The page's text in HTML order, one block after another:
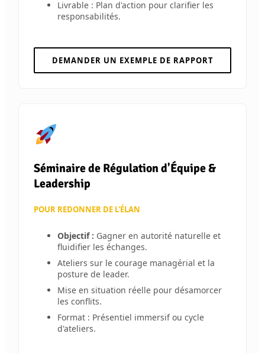
Livrable : Plan d'action pour clarifier les
responsabilités.
DEMANDER UN EXEMPLE DE RAPPORT
Séminaire de Régulation d'Équipe &
Leadership
POUR REDONNER DE L'ÉLAN
Objectif : Gagner en autorité naturelle et
fluidifier les échanges.
Ateliers sur le courage managérial et la
posture de leader.
Mise en situation réelle pour désamorcer
les conflits.
Format : Présentiel immersif ou cycle
d'ateliers.